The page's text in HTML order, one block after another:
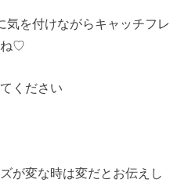
気を付けながらキャッチフレ
ね♡
ください
が変な時は変だとお伝えし